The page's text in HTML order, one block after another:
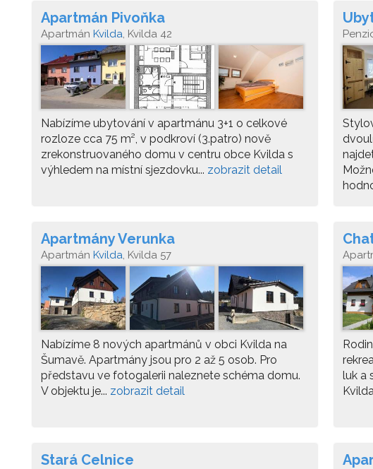
Apartmán Pivoňka
Apartmán Kvilda, Kvilda 42
Nabízíme ubytování v apartmánu 3+1 o celkové
rozloze cca 75 m², v podkroví (3.patro) nově
zrekonstruovaného domu v centru obce Kvilda s
výhledem na místní sjezdovku... zobrazit detail
Apartmány Verunka
Apartmán Kvilda, Kvilda 57
Nabízíme 8 nových apartmánů v obci Kvilda na
Šumavě. Apartmány jsou pro 2 až 5 osob. Pro
představu ve fotogalerii naleznete schéma domu.
V objektu je... zobrazit detail
luk a
Stará Celnice